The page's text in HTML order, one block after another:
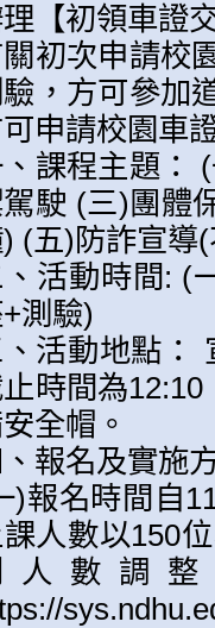
【初領車證
初次申請校
，方可參加
申請校園車
課程主題：
駛 (三)團體
(五)防詐宣導
活動時間: (
測驗)
活動地點：
時間為
全帽。
、報名及實施
)報名時間自
人數以150
人數調